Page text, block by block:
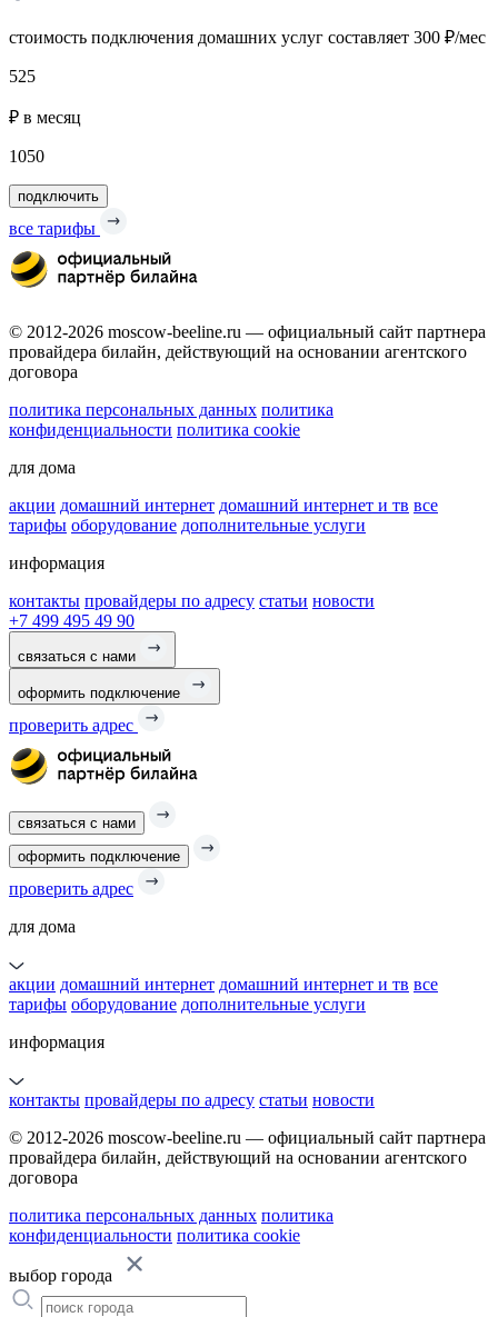
стоимость подключения домашних услуг составляет 300 ₽/мес
525
₽ в месяц
1050
подключить
все тарифы
© 2012-2026 moscow-beeline.ru — официальный сайт партнера
провайдера билайн, действующий на основании агентского
договора
политика персональных данных политика
конфиденциальности политика cookie
для дома
акции домашний интернет домашний интернет и тв все
тарифы оборудование дополнительные услуги
информация
контакты провайдеры по адресу статьи новости
+7 499 495 49 90
связаться с нами
оформить подключение
проверить адрес
связаться с нами
оформить подключение
проверить адрес
для дома
акции домашний интернет домашний интернет и тв все
тарифы оборудование дополнительные услуги
информация
контакты провайдеры по адресу статьи новости
© 2012-2026 moscow-beeline.ru — официальный сайт партнера
провайдера билайн, действующий на основании агентского
договора
политика персональных данных политика
конфиденциальности политика cookie
выбор города